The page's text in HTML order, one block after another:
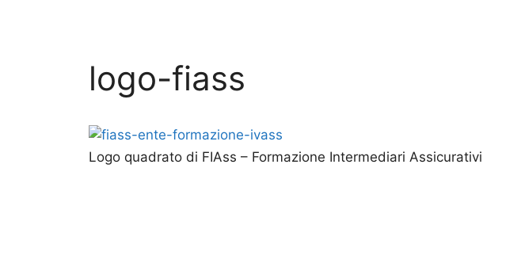
logo-fiass
Logo quadrato di FIAss – Formazione Intermediari Assicurativi